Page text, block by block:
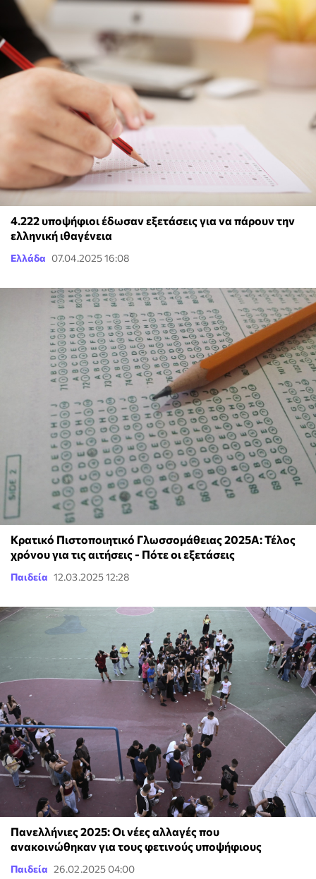
4.222 υποψήφιοι έδωσαν εξετάσεις για να πάρουν την
ελληνική ιθαγένεια
Ελλάδα 07.04.2025 16:08
Κρατικό Πιστοποιητικό Γλωσσομάθειας 2025Α: Τέλος
χρόνου για τις αιτήσεις - Πότε οι εξετάσεις
Παιδεία 12.03.2025 12:28
Πανελλήνιες 2025: Οι νέες αλλαγές που
ανακοινώθηκαν για τους φετινούς υποψήφιους
Παιδεία 26.02.2025 04:00